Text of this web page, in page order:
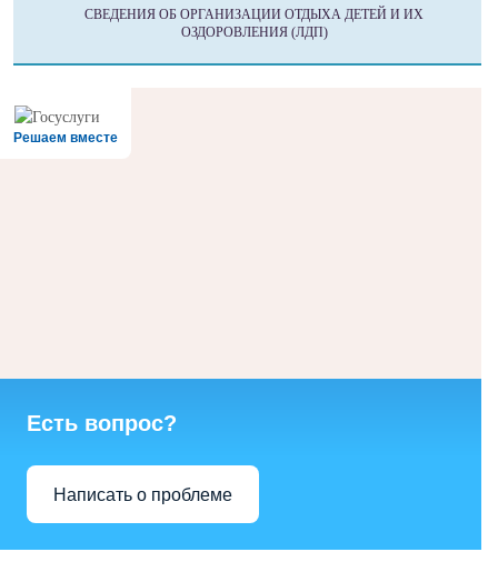
СВЕДЕНИЯ ОБ ОРГАНИЗАЦИИ ОТДЫХА ДЕТЕЙ И ИХ
ОЗДОРОВЛЕНИЯ (ЛДП)
Решаем вместе
Есть вопрос?
Написать о проблеме